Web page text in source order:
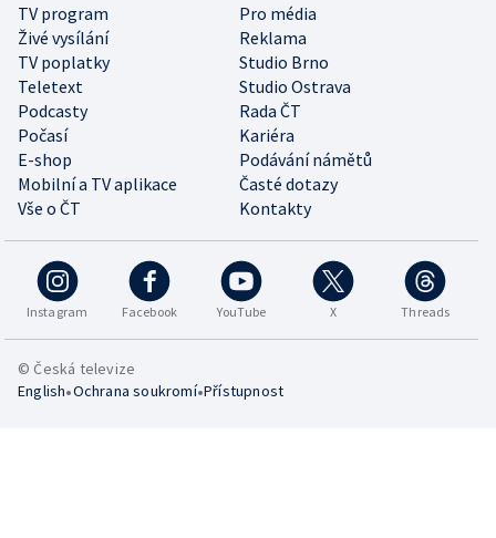
TV program
Pro média
Živé vysílání
Reklama
TV poplatky
Studio Brno
Teletext
Studio Ostrava
Podcasty
Rada ČT
Počasí
Kariéra
E-shop
Podávání námětů
Mobilní a TV aplikace
Časté dotazy
Vše o ČT
Kontakty
Instagram Facebook YouTube X Threads
© Česká televize
English•Ochrana soukromí•Přístupnost